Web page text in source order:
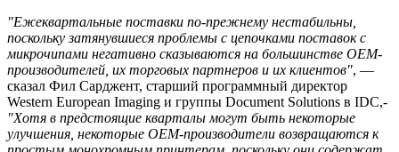
"Ежеквартальные поставки по-прежнему нестабильны,
поскольку затянувшиеся проблемы с цепочками поставок с
микрочипами негативно сказываются на большинстве OEM-
производителей, их торговых партнеров и их клиентов", —
сказал Фил Сарджент, старший программный директор
Western European Imaging и группы Document Solutions в IDC,-
"Хотя в предстоящие кварталы могут быть некоторые
улучшения, некоторые OEM-производители возвращаются к